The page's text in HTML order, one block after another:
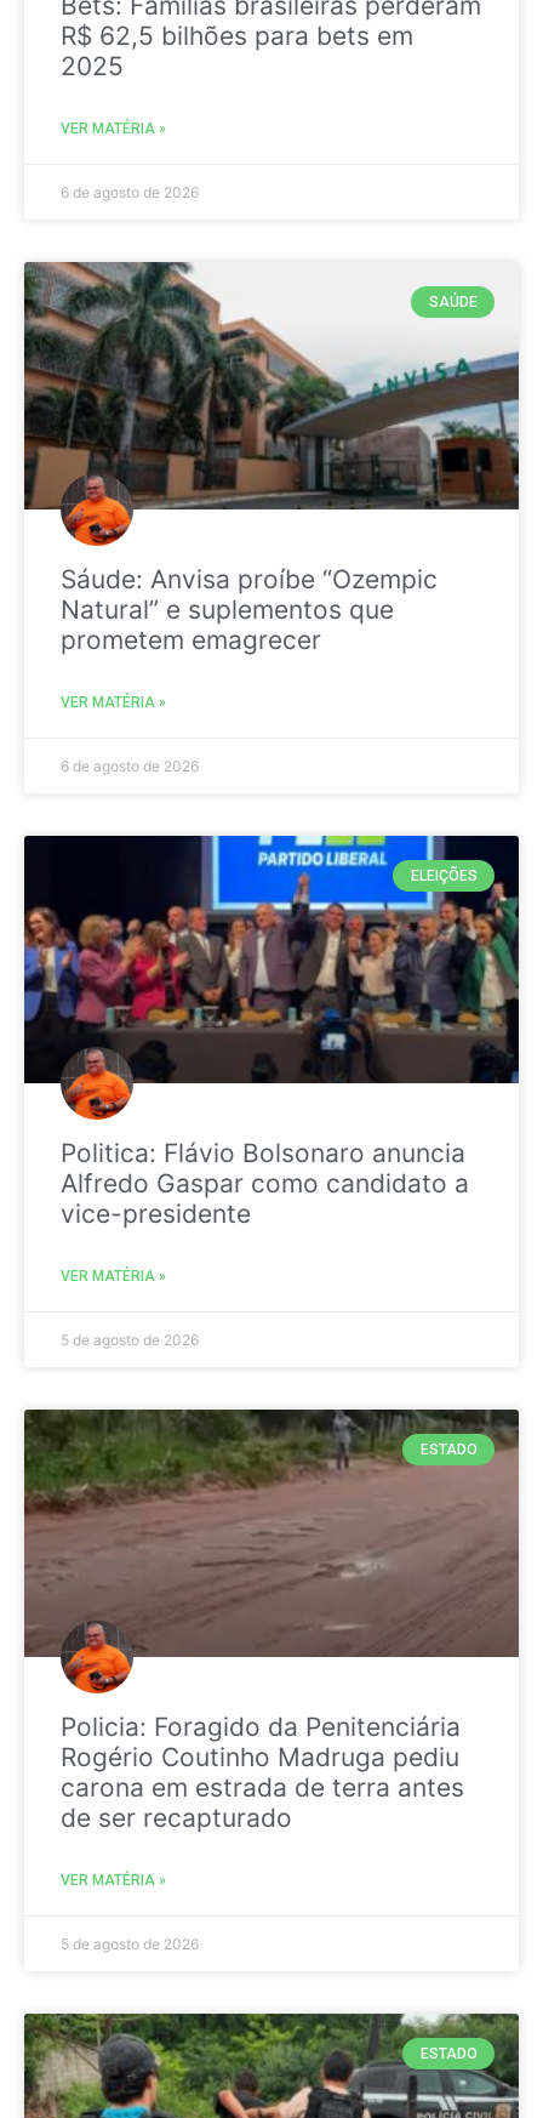
R$ 62,5 bilhões para bets em
2025
VER MATÉRIA »
6 de agosto de 2026
SAÚDE
Sáude: Anvisa proíbe “Ozempic
Natural” e suplementos que
prometem emagrecer
VER MATÉRIA »
6 de agosto de 2026
ELEIÇÕES
Politica: Flávio Bolsonaro anuncia
Alfredo Gaspar como candidato a
vice-presidente
VER MATÉRIA »
5 de agosto de 2026
ESTADO
Policia: Foragido da Penitenciária
Rogério Coutinho Madruga pediu
carona em estrada de terra antes
de ser recapturado
VER MATÉRIA »
5 de agosto de 2026
ESTADO